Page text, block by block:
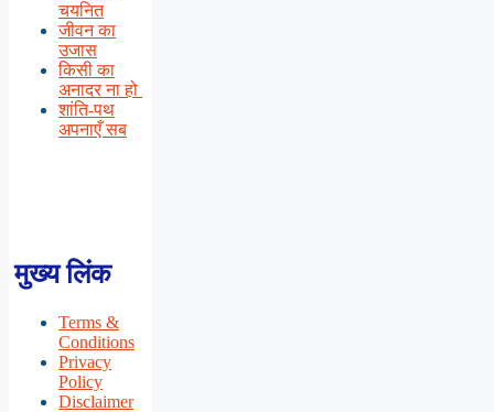
चयनित
जीवन का
उजास
किसी का
अनादर ना हो
शांति-पथ
अपनाएँ सब
मुख्य लिंक
Terms &
Conditions
Privacy
Policy
Disclaimer